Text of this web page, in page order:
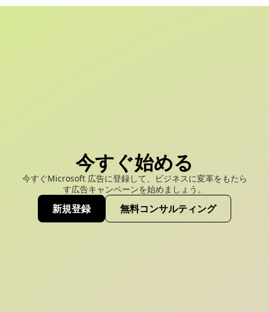
今すぐ始める
今すぐMicrosoft 広告に登録して、ビジネスに変革をもたら
す広告キャンペーンを始めましょう。
新規登録
(opens new window)無料コンサルティング